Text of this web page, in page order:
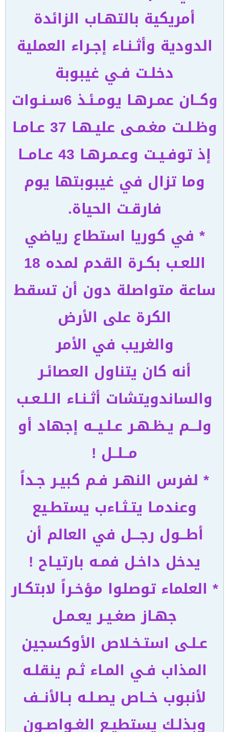
أمريكية بالتهـاب الزائدة
الدودية وأثـنـاء إجـراء العملية
دخلـت فـي غيبوبة
وكــان عمـرهـا يومـئـذ 6سـنـوات
وظـلـت مغـمـى عليـهـا 37 عـامـا
إذ توفـيـت وعـمـرهـا 43 عـامــا
وما تزال في غيبوبتها يوم
فارقـت الحياة.
* في كوريا استطاع رياضي
اللعـب بكـرة القدم لمده 18
ساعة متواصلة دون أن تسقط
الكرة على الأرض
والغريب في الأمر
أنه كان يتناول العصائـر
والساندويتشات أثـنـاء الـلـعـب
ولـــم يـظـهـر عـلـيــه إجهاد أو
مــلــل !
* لفرس النهـر فـم كبيـر جـداً
وعندمـا يتـثـاءب يستطـيع
أطــول رجـــل في العالم أن
يدخل داخـل فمـه بارتيـاح !
* العلماء توصلوا مؤخـراً لابتكـار
جهـاز صغـيـر يعـمـل
عـلـى استـخـلاص الأوكسجين
المذاب فـي المـاء ثـم ينقلـه
لأنبوب خــاص يصـلـه بـالأنــف
وبذلـك يستطيـع الغـواصـون